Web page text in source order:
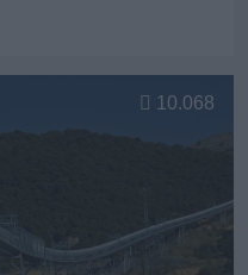
10.068